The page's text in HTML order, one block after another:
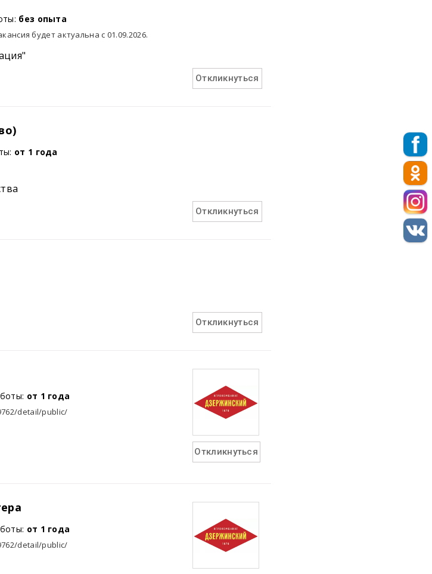
без опыта
будет актуальна с 01.09.2026.
Откликнуться
от 1 года
Откликнуться
Откликнуться
от 1 года
detail/public/
Откликнуться
от 1 года
detail/public/